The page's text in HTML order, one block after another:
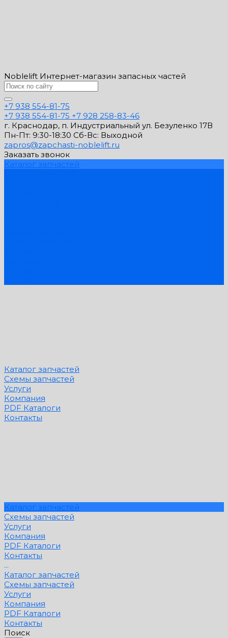
Noblelift Интернет-магазин запасных частей
+7 938 554-81-75
+7 938 554-81-75 +7 928 258-83-46
г. Краснодар, п. Индустриальный ул. Безуленко 17В
Пн-Пт: 9:30-18:30 Cб-Вс: Выходной
zapros@zapchasti-noblelift.ru
Заказать звонок
Каталог запчастей
Каталог запчастей
Схемы запчастей
Услуги
Компания
PDF Каталоги
Контакты
Каталог запчастей
Схемы запчастей
Услуги
Компания
PDF Каталоги
Контакты
...
Каталог запчастей
Схемы запчастей
Услуги
Компания
PDF Каталоги
Контакты
Поиск